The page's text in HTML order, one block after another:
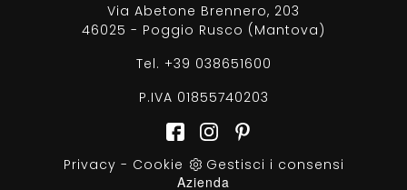
Via Abetone Brennero, 203
46025 - Poggio Rusco (Mantova)
Tel. +39 038651600
P.IVA 01855740203
Privacy - Cookie
Gestisci i consensi
Azienda